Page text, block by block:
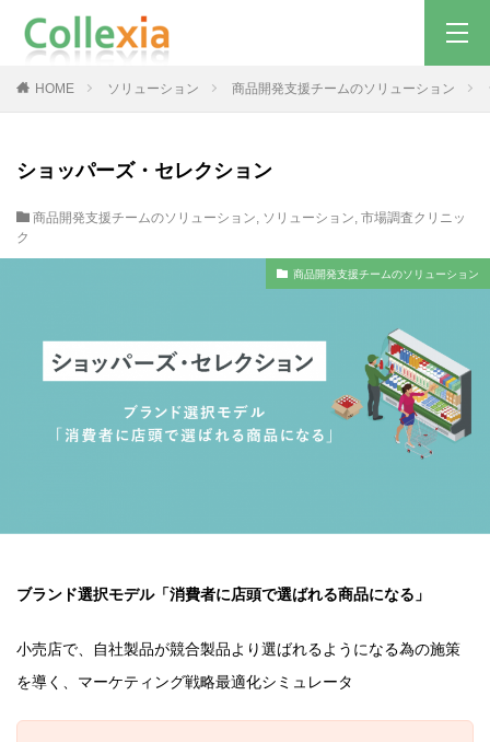
HOME ソリューション 商品開発支援チームのソリューション
ショッパーズ・セレクション
商品開発支援チームのソリューション, ソリューション, 市場調査クリニッ
ク
商品開発支援チームのソリューション
ブランド選択モデル「消費者に店頭で選ばれる商品になる」
小売店で、自社製品が競合製品より選ばれるようになる為の施策
を導く、マーケティング戦略最適化シミュレータ